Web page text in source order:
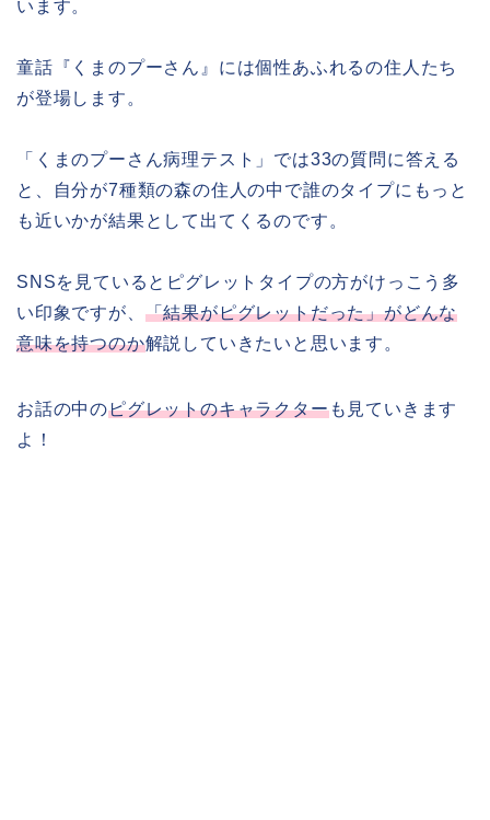
います。
童話『くまのプーさん』には個性あふれるの住人たち
が登場します。
「くまのプーさん病理テスト」では33の質問に答える
と、自分が7種類の森の住人の中で誰のタイプにもっと
も近いかが結果として出てくるのです。
SNSを見ているとピグレットタイプの方がけっこう多
い印象ですが、 「結果がピグレットだった」がどんな
意味を持つのか解説していきたいと思います。
お話の中のピグレットのキャラクターも見ていきます
よ！